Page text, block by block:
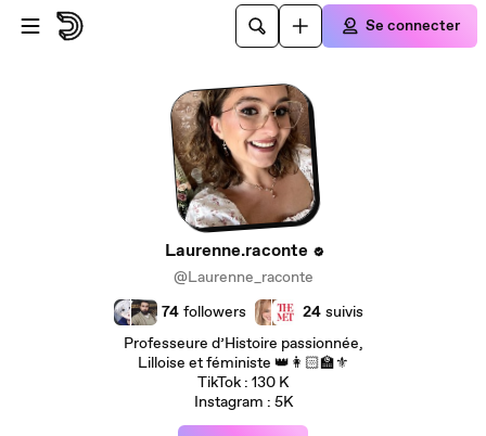
Passer au contenu principal
Se connecter
Laurenne.raconte
@Laurenne_raconte
74 followers 24 suivis
Professeure d’Histoire passionnée,
Lilloise et féministe 👑👩🏻‍🏫⚜️
TikTok : 130 K
Instagram : 5K